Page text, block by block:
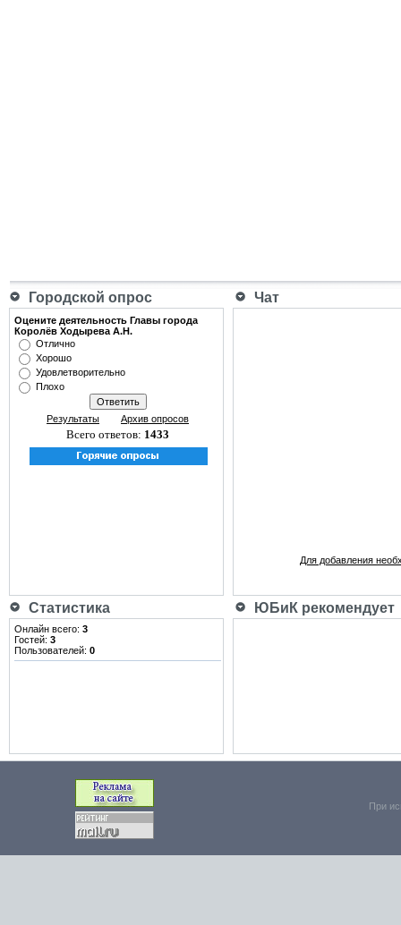
Городской опрос Чат
Оцените деятельность Главы города
Королёв Ходырева А.Н.
Отлично
Хорошо
Удовлетворительно
Плохо
Результаты Архив опросов
Всего ответов: 1433
Для добавления
Статистика ЮБиК рекомендует
Онлайн всего: 3
Гостей: 3
Пользователей: 0
При